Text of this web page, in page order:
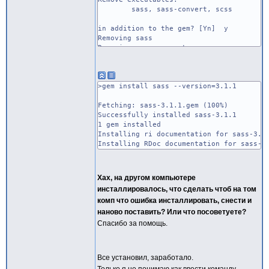
sass, sass-convert, scss
in addition to the gem? [Yn] y
Removing sass
Removing sass-convert
>gem install sass --version=3.1.1
Fetching: sass-3.1.1.gem (100%)
Successfully installed sass-3.1.1
1 gem installed
Installing ri documentation for sass-
Installing RDoc documentation for sass-
Хах, на другом компьютере
инсталлировалось, что сделать чтоб на том
комп что ошибка инсталлировать, снести и
наново поставить? Или что посоветуете?
Спасибо за помощь.
Все установил, заработало.